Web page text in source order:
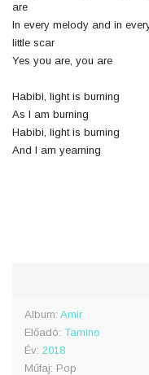
are
In every melody and in
little scar
Yes you are, you are
Habibi, light is burning
As I am burning
Habibi, light is burning
And I am yearning
Album: Amir
Előadó: Tamino
Év: 2018
Műfaj: Pop